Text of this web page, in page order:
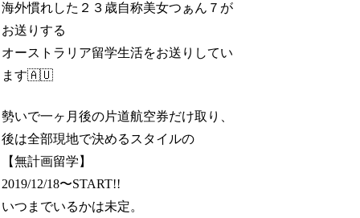
海外慣れした２３歳自称美女つぁん７が
お送りする
オーストラリア留学生活をお送りしてい
ます🇦🇺
勢いで一ヶ月後の片道航空券だけ取り、
後は全部現地で決めるスタイルの
【無計画留学】
2019/12/18〜START!!
いつまでいるかは未定。